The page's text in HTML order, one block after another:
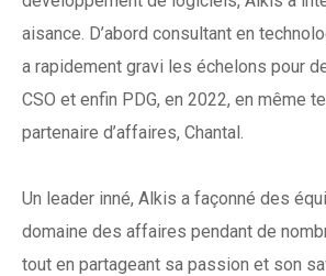
aisance. D’abord consultant en
a rapidement gravi les échelons pour
CSO et enfin PDG, en 2022, en même
partenaire d’affaires, Chantal.
Un leader inné, Alkis a façonné des
domaine des affaires pendant de
tout en partageant sa passion et son